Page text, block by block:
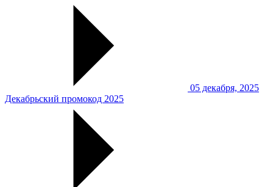
05 декабря, 2025
Декабрьский промокод 2025